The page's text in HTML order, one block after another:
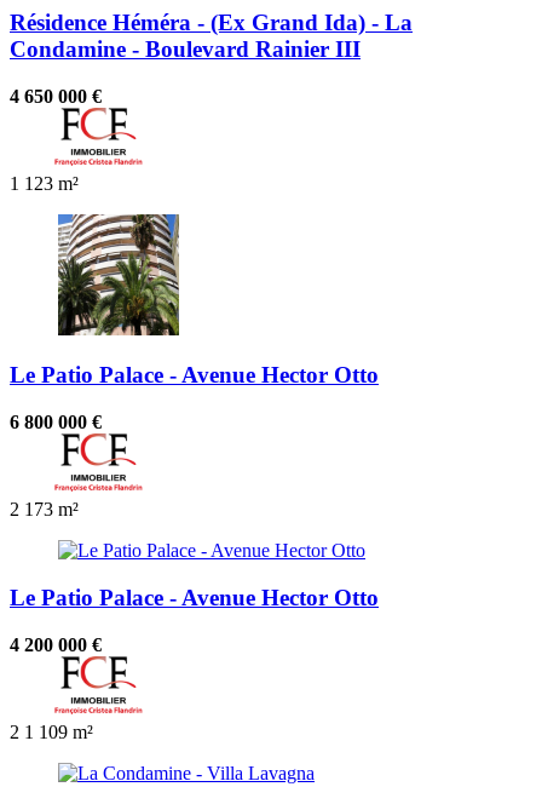
Résidence Héméra - (Ex Grand Ida) - La
Condamine - Boulevard Rainier III
4 650 000 €
1 123 m²
Le Patio Palace - Avenue Hector Otto
6 800 000 €
2 173 m²
Le Patio Palace - Avenue Hector Otto
4 200 000 €
2 1 109 m²